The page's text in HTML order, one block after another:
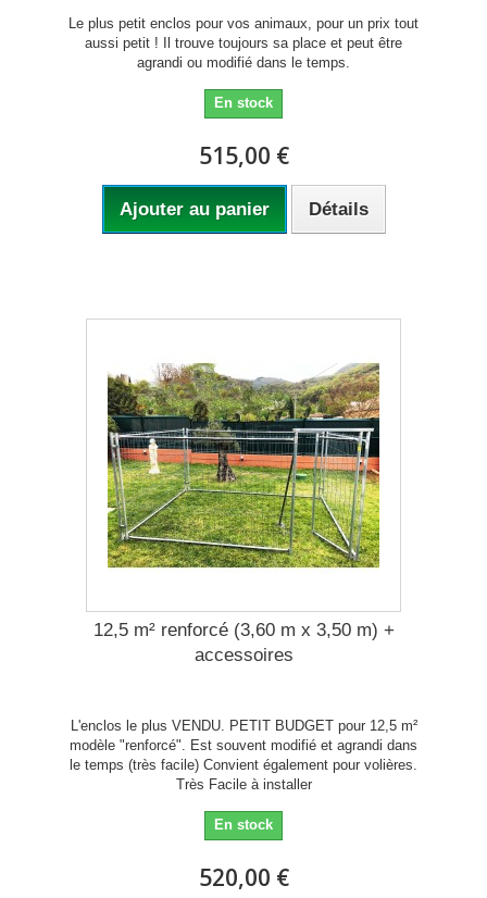
Le plus petit enclos pour vos animaux, pour un prix tout
aussi petit ! Il trouve toujours sa place et peut être
agrandi ou modifié dans le temps.
En stock
515,00 €
Ajouter au panier Détails
12,5 m² renforcé (3,60 m x 3,50 m) +
accessoires
L'enclos le plus VENDU. PETIT BUDGET pour 12,5 m²
modèle "renforcé". Est souvent modifié et agrandi dans
le temps (très facile) Convient également pour volières.
Très Facile à installer
En stock
520,00 €